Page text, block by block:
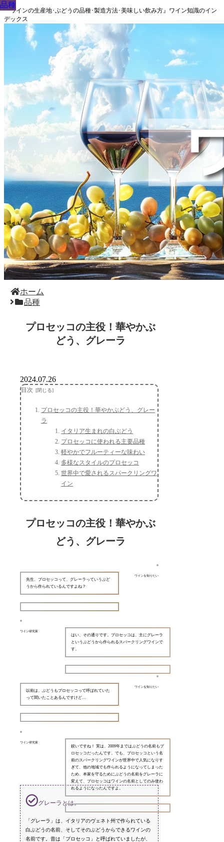
『ワインの生産地･ぶどうの品種･製造方法･美味しい飲み方』ワイン知識のイン
デックス
ホーム
品種
プロセッコの主役！華やかぶ
どう、グレーラ
品種
2024.07.26
目次
プロセッコの主役！華やかぶどう、グレー
ラ
イタリア生まれの白ぶどう
プロセッコに使われる主要品種
軽やかでフルーティーな味わい
多様なスタイルのプロセッコ
世界中で愛されるスパークリングワ
イン
プロセッコの主役！華やかぶ
どう、グレーラ
ワインを知りたい
先生、プロセッコって、グレーラっていうぶど
うから作られているんですよね？
ワイン研究家
はい、その通りです。プロセッコは、主にグレーラ
というぶどうから作られるスパークリングワインで
す。
ワインを知りたい
以前は、ぶどうもプロセッコって呼ばれていた
って聞いたことあるんですけど…
ワイン研究家
鋭いですね！ 実は、2009年まではぶどうの名前もプ
ロセッコだったんです。でも、プロセッコという名
前のスパークリングワインが世界中で人気になりす
ぎて、他の地域でも作られるようになってしまった
ため、本家を守るためにぶどうの名前をグレーラに
変えて、プロセッコはワインの名前としてのみ使わ
れるようになったんですよ。
グレーラとは。
「グレーラ」は、イタリアのヴェネト州で作られている
白ぶどうの名前、そしてそのぶどうからできるワインの
名前です。昔は「プロセッコ」と呼ばれていましたが、
品種
品種
品種
品種
品種
品種
品種
品種